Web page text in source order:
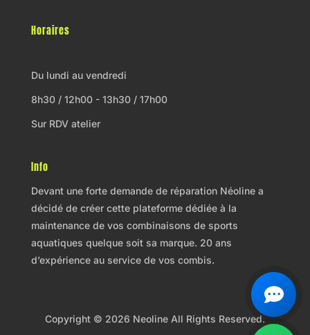
Horaires
Du lundi au vendredi
8h30 / 12h00 - 13h30 / 17h00
Sur RDV atelier
Info
Devant une forte demande de réparation Néoline a
décidé de créer cette plateforme dédiée à la
maintenance de vos combinaisons de sports
aquatiques quelque soit sa marque. 20 ans
d’expérience au service de vos combis.
Copyright © 2026 Neoline All Rights Reserved.